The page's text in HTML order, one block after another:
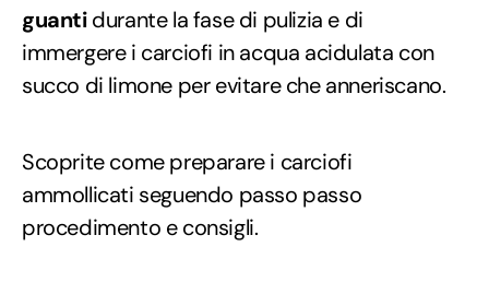
guantidurante la fase di pulizia e di
immergere i carciofi in acqua acidulata con
succo di limone per evitare che anneriscano.
Scoprite come preparare i carciofi
ammollicati seguendo passo passo
procedimento e consigli.